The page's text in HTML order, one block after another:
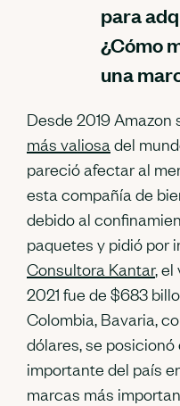
para
¿Cómo
una
Desde 2019 Amazon
más valiosadel
pareció afectar al
esta compañía de
debido al
paquetes y pidió por
Consultora Kantar, el
2021 fue de $683
Colombia, Bavaria,
dólares, se
importante del país
marcas más